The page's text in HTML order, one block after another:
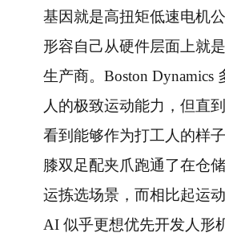
基因就是高扭矩低速电机
形容自己从硬件层面上就
生产商。Boston Dynamics
人的极致运动能力，但直
看到能够作为打工人的样
膝双足配夹爪跑通了在仓
运拣选场景，而相比起运
AI 似乎更想优先开发人形